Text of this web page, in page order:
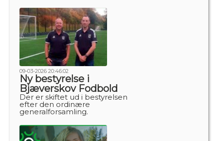
09-03-2026 20:46:02
Ny bestyrelse i
Bjæverskov Fodbold
Der er skiftet ud i bestyrelsen
efter den ordinære
generalforsamling.